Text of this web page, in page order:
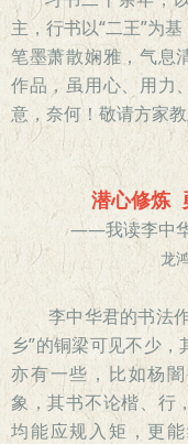
主，行书以“二王”为
笔墨萧散娴雅，气息
作品，虽用心、用力
意，奈何！敬请方家
潜心修炼
——我读李中
龙
李中华君的书法作
乡”的铜梁可见不少
亦有一些，比如杨
象，其书不论楷、行
均能应规入矩，更